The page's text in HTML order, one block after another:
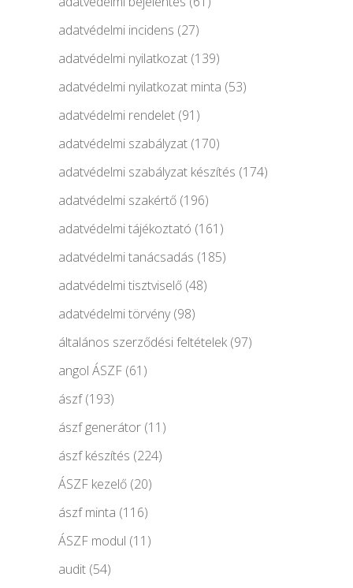
adatvédelmi incidens (27)
adatvédelmi nyilatkozat (139)
adatvédelmi nyilatkozat minta (53)
adatvédelmi rendelet (91)
adatvédelmi szabályzat (170)
adatvédelmi szabályzat készítés (174)
adatvédelmi szakértő (196)
adatvédelmi tájékoztató (161)
adatvédelmi tanácsadás (185)
adatvédelmi tisztviselő (48)
adatvédelmi törvény(98)
általános szerződési feltételek(97)
angol ÁSZF (61)
ászf(193)
ászf generátor (11)
ászf készítés (224)
ÁSZF kezelő (20)
ászf minta (116)
ÁSZF modul (11)
audit (54)